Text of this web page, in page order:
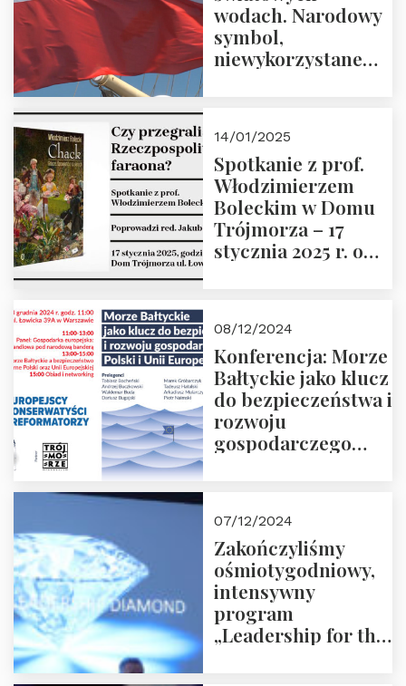
wodach. Narodowy
symbol,
niewykorzystane
14/01/2025
Spotkanie z prof.
Włodzimierzem
Boleckim w Domu
Trójmorza – 17
stycznia 2025 r. o
08/12/2024
Konferencja: Morze
Bałtyckie jako klucz
do bezpieczeństwa i
rozwoju
gospodarczego
ZAPRASZAMY
07/12/2024
Zakończyliśmy
ośmiotygodniowy,
intensywny
program
„Leadership for the